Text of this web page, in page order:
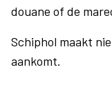
douane of de
Schiphol maakt
aankomt.